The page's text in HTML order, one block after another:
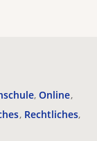
Online
Rechtliches